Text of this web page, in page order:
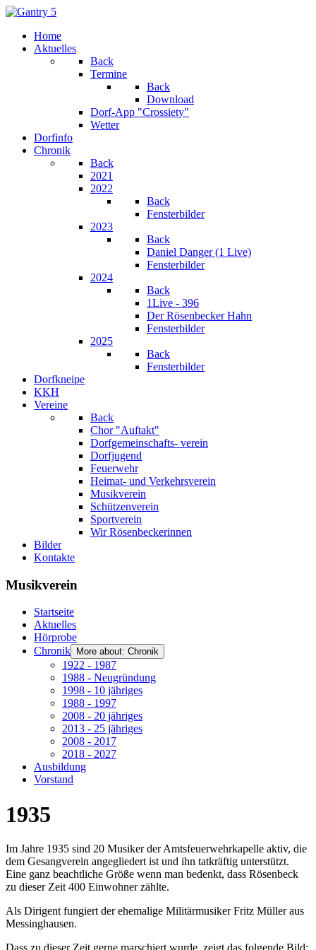
Home
Aktuelles
Back
Termine
Back
Download
Dorf-App "Crossiety"
Wetter
Dorfinfo
Chronik
Back
2021
2022
Back
Fensterbilder
2023
Back
Daniel Danger (1 Live)
Fensterbilder
2024
Back
1Live - 396
Der Rösenbecker Hahn
Fensterbilder
2025
Back
Fensterbilder
Dorfkneipe
KKH
Vereine
Back
Chor "Auftakt"
Dorfgemeinschafts- verein
Dorfjugend
Feuerwehr
Heimat- und Verkehrsverein
Musikverein
Schützenverein
Sportverein
Wir Rösenbeckerinnen
Bilder
Kontakte
Musikverein
Startseite
Aktuelles
Hörprobe
Chronik
More about: Chronik
1922 - 1987
1988 - Neugründung
1998 - 10 jähriges
1988 - 1997
2008 - 20 jähriges
2013 - 25 jähriges
2008 - 2017
2018 - 2027
Ausbildung
Vorstand
1935
Im Jahre 1935 sind 20 Musiker der Amtsfeuerwehrkapelle aktiv, die
dem Gesangverein angegliedert ist und ihn tatkräftig unterstützt.
Eine ganz beachtliche Größe wenn man bedenkt, dass Rösenbeck
zu dieser Zeit 400 Einwohner zählte.
Als Dirigent fungiert der ehemalige Militärmusiker Fritz Müller aus
Messinghausen.